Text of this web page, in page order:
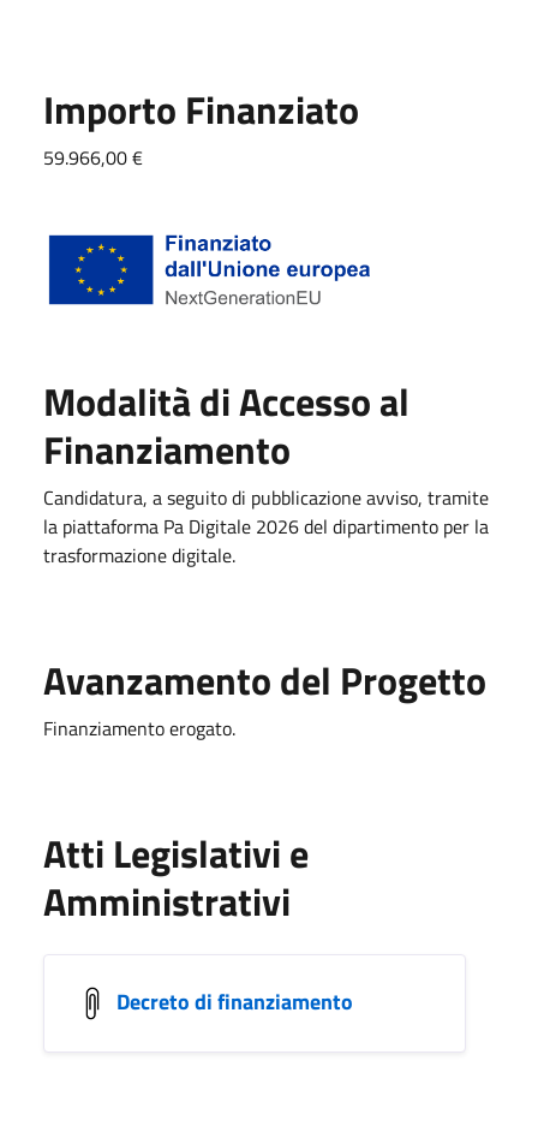
Importo Finanziato
59.966,00 €
Modalità di Accesso al
Finanziamento
Candidatura, a seguito di pubblicazione avviso, tramite
la piattaforma Pa Digitale 2026 del dipartimento per la
trasformazione digitale.
Avanzamento del Progetto
Finanziamento erogato.
Atti Legislativi e
Amministrativi
Decreto di finanziamento